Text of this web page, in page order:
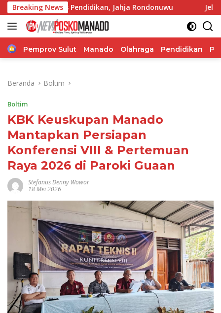
Langsung
ke
konten
Breaking News
Pendidikan, Jahja Rondonuwu Jelang Puncak
Home
Pemprov Sulut Manado Olahraga Pendidikan
Beranda Boltim
Boltim
KBK Keuskupan Manado
Mantapkan Persiapan
Konferensi VIII & Pertemuan
Raya 2026 di Paroki Guaan
Stefanus Denny Wowor
18 Mei 2026